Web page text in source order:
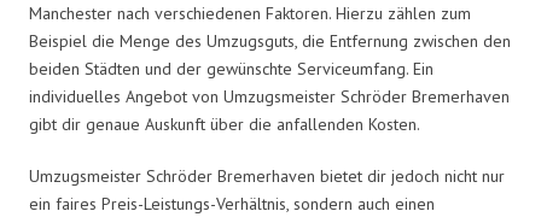
Manchester nach verschiedenen Faktoren. Hierzu zählen zum
Beispiel die Menge des Umzugsguts, die Entfernung zwischen den
beiden Städten und der gewünschte Serviceumfang. Ein
individuelles Angebot von Umzugsmeister Schröder Bremerhaven
gibt dir genaue Auskunft über die anfallenden Kosten.
Umzugsmeister Schröder Bremerhaven bietet dir jedoch nicht nur
ein faires Preis-Leistungs-Verhältnis, sondern auch einen